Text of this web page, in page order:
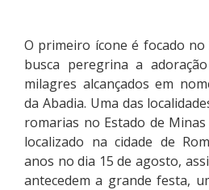
O primeiro ícone é focado
busca peregrina a
milagres alcançados em
da Abadia. Uma das
romarias no Estado de
localizado na cidade de
anos no dia 15 de agosto,
antecedem a grande festa,